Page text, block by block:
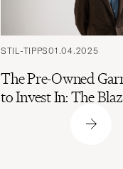
STIL-TIPPS01.04.2025
The Pre-Owned
to Invest In: The